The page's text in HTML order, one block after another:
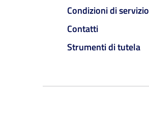
Condizioni di servizio
Contatti
Strumenti di tutela